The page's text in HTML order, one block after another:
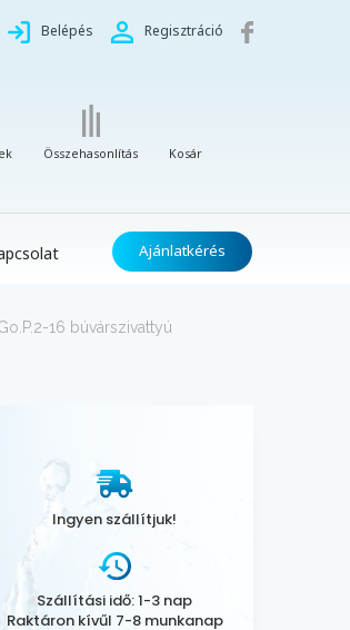
Belépés Regisztráció
Összehasonlítás Kosár
Ajánlatkérés
16 búvárszivattyú
Ingyen szállítjuk!
Szállítási idő: 1-3 nap
Raktáron kívűl 7-8 munkanap